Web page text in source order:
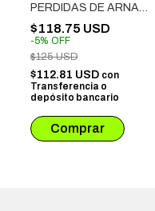
PERDIDAS DE ARNAK
- COFRE DE
AVENTURAS
$118.75 USD
-5% OFF
$125 USD
$112.81 USD con
Transferencia o
depósito bancario